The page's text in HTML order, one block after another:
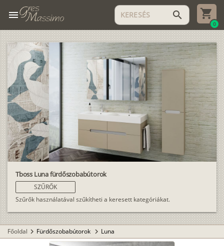
menu search
0
Tboss Luna fürdőszobabútorok
SZŰRŐK
Szűrők használatával szűkítheti a keresett kategóriákat.
Főoldal chevron_right Fürdőszobabútorok chevron_right Luna